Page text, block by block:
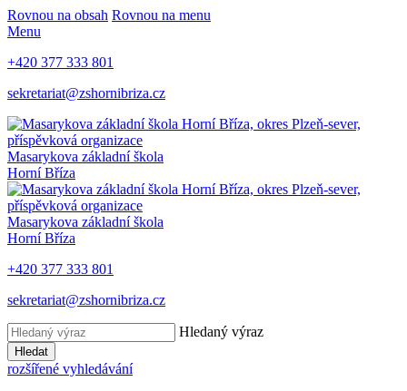
Rovnou na obsah Rovnou na menu
Menu
+420 377 333 801
sekretariat@zshornibriza.cz
Masarykova základní škola
Horní Bříza
Masarykova základní škola
Horní Bříza
+420 377 333 801
sekretariat@zshornibriza.cz
Hledaný výraz
Hledat
rozšířené vyhledávání